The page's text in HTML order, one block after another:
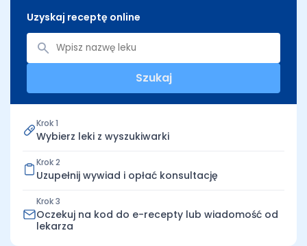
Uzyskaj receptę online
Szukaj
Krok 1
Wybierz leki z wyszukiwarki
Krok 2
Uzupełnij wywiad i opłać konsultację
Krok 3
Oczekuj na kod do e-recepty lub wiadomość od
lekarza